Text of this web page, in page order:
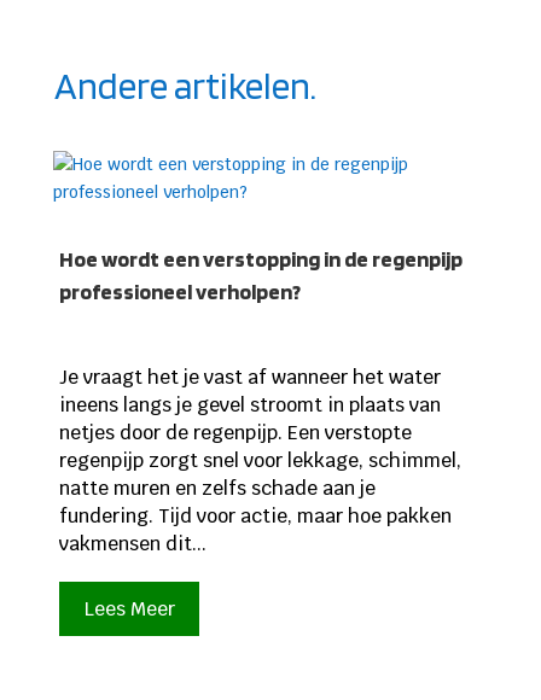
Andere artikelen.
Hoe wordt een verstopping in de regenpijp
professioneel verholpen?
Je vraagt het je vast af wanneer het water
ineens langs je gevel stroomt in plaats van
netjes door de regenpijp. Een verstopte
regenpijp zorgt snel voor lekkage, schimmel,
natte muren en zelfs schade aan je
fundering. Tijd voor actie, maar hoe pakken
vakmensen dit...
Lees Meer